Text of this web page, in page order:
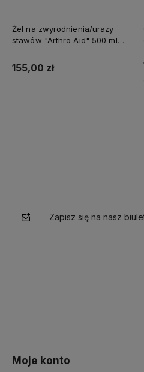
Żel na zwyrodnienia/urazy
stawów "Arthro Aid" 500 ml
155,00 zł
Zapisz się na nasz
Moje konto